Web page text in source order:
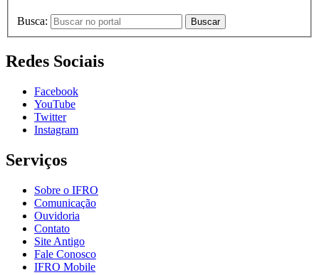
Busca: Buscar
Redes Sociais
Facebook
YouTube
Twitter
Instagram
Serviços
Sobre o IFRO
Comunicação
Ouvidoria
Contato
Site Antigo
Fale Conosco
IFRO Mobile